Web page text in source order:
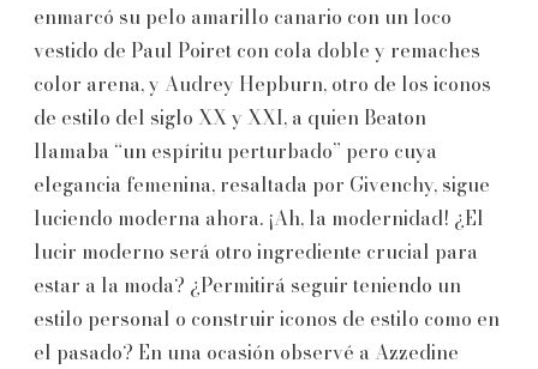
enmarcó su pelo amarillo canario con un loco
vestido de Paul Poiret con cola doble y remaches
color arena, y Audrey Hepburn, otro de los iconos
de estilo del siglo XX y XXI, a quien Beaton
llamaba “un espíritu perturbado” pero cuya
elegancia femenina, resaltada por Givenchy, sigue
luciendo moderna ahora. ¡Ah, la modernidad! ¿El
lucir moderno será otro ingrediente crucial para
estar a la moda? ¿Permitirá seguir teniendo un
estilo personal o construir iconos de estilo como en
el pasado? En una ocasión observé a Azzedine